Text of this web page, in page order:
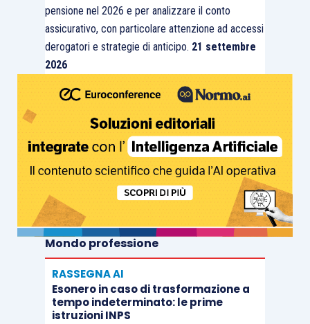
pensione nel 2026 e per analizzare il conto
assicurativo, con particolare attenzione ad accessi
derogatori e strategie di anticipo. 21 settembre
2026
Mondo professione
RASSEGNA AI
Esonero in caso di trasformazione a
tempo indeterminato: le prime
istruzioni INPS